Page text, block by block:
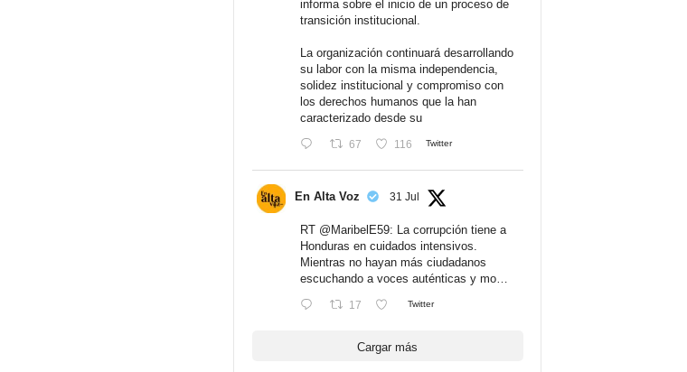
informa sobre el inicio de un proceso de
transición institucional.
La organización continuará desarrollando
su labor con la misma independencia,
solidez institucional y compromiso con
los derechos humanos que la han
caracterizado desde su
67 116 Twitter
En Alta Voz 31 Jul
RT @MaribelE59: La corrupción tiene a
Honduras en cuidados intensivos.
Mientras no hayan más ciudadanos
escuchando a voces auténticas y mo…
17 Twitter
Cargar más